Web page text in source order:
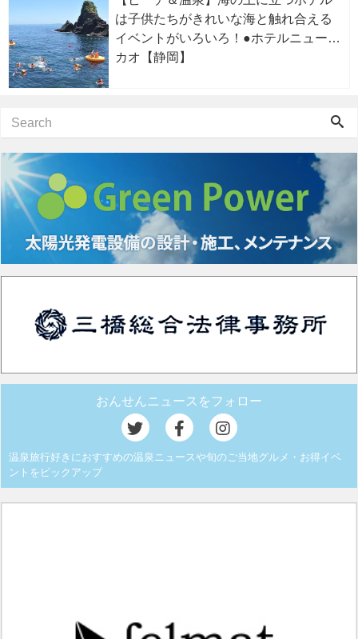
は子供たちがきれいな海と触れ合える
イベントがいろいろ！●ホテルニューア
カオ【静岡】
おんせんニュースをフォロー
温泉旅行好きにおすすめの温泉ニュースや旬のご当地グルメ・お得イベ
ントをピックアップ